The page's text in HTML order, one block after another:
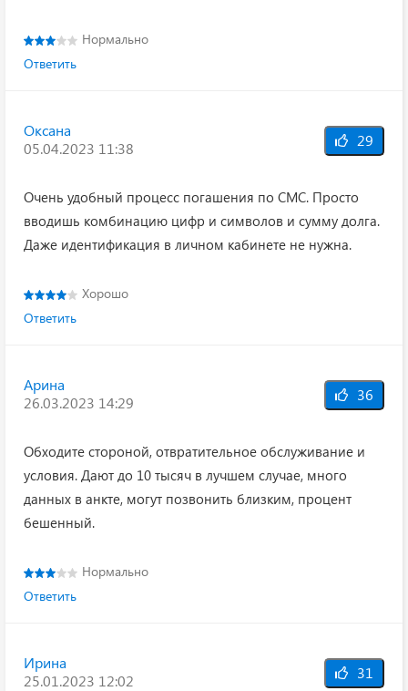
Нормально
Ответить
Оксана
05.04.2023 11:38
29
Очень удобный процесс погашения по СМС. Просто
вводишь комбинацию цифр и символов и сумму долга.
Даже идентификация в личном кабинете не нужна.
Хорошо
Ответить
Арина
26.03.2023 14:29
36
Обходите стороной, отвратительное обслуживание и
условия. Дают до 10 тысяч в лучшем случае, много
данных в анкте, могут позвонить близким, процент
бешенный.
Нормально
Ответить
Ирина
25.01.2023 12:02
31